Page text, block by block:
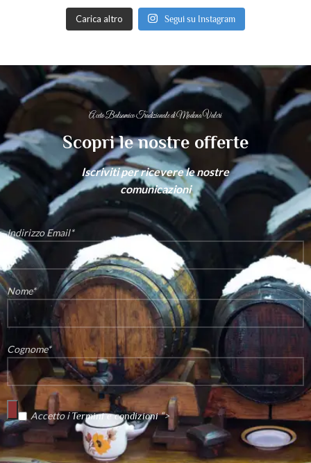
Carica altro Segui su Instagram
Aceto Balsamico Tradizionale di Modena Valeri
Scopri le nostre offerte
Iscriviti per ricevere le nostre
comunicazioni
Indirizzo Email*
Nome*
Cognome*
Accetto iTermini e condizioni“>